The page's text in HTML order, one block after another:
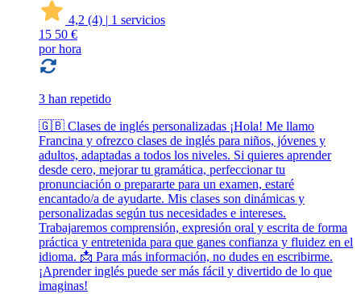
4,2 (4) | 1 servicios
15 50 €
por hora
3 han repetido
🇬🇧 Clases de inglés personalizadas ¡Hola! Me llamo
Francina y ofrezco clases de inglés para niños, jóvenes y
adultos, adaptadas a todos los niveles. Si quieres aprender
desde cero, mejorar tu gramática, perfeccionar tu
pronunciación o prepararte para un examen, estaré
encantado/a de ayudarte. Mis clases son dinámicas y
personalizadas según tus necesidades e intereses.
Trabajaremos comprensión, expresión oral y escrita de forma
práctica y entretenida para que ganes confianza y fluidez en el
idioma. 📩 Para más información, no dudes en escribirme.
¡Aprender inglés puede ser más fácil y divertido de lo que
imaginas!